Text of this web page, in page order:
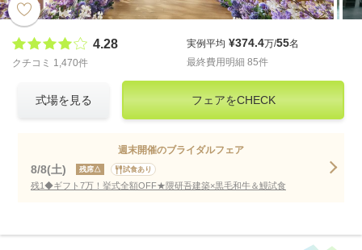
4.28
クチコミ 1,470件
実例平均 ¥374.4万/55名
最終費用明細 85件
式場を見る フェアをCHECK
週末開催のブライダルフェア
8/8(土) 残席△ 試食あり
残1◆ギフト7万！挙式全額OFF★隈研吾建築×黒毛和牛＆鰻試食